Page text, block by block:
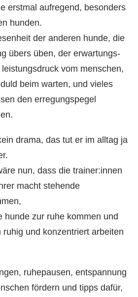
erstmal aufregend, besonders
hunden.
der anderen hunde, die
übers üben, der erwartungs-
vom menschen,
beim warten, und vieles
den erregungspegel
drama, das tut er im alltag ja
nun, dass die trainer:innen
macht stehende
hunde zur ruhe kommen und
ruhig und konzentriert arbeiten
ruhepausen, entspannung
fördern und tipps dafür,